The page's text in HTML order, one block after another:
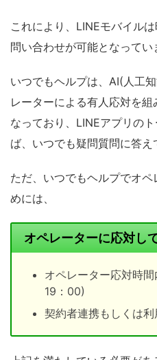
これにより、LINEモバイル
問い合わせが可能となってい
いつでもヘルプは、AI(人工
レーターによる有人応対を
なっており、LINEアプリの
ば、いつでも疑問質問に答え
ただ、いつでもヘルプでオ
めには、
オペレーターに応対し
オペレーター応対時
19：00)
契約者連携もしくは